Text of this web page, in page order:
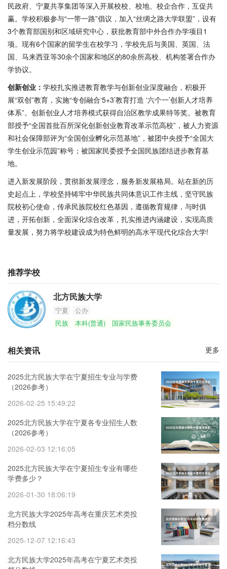
民政府、宁夏共享集团等深入开展校校、校地、校企合作，互促共
赢。学校积极参与“一带一路”倡议，加入“丝绸之路大学联盟”，设有
3个教育部国别和区域研究中心，获批教育部中外合作办学项目1
项。现有6个国家的留学生在校学习，学校先后与美国、英国、法
国、马来西亚等30余个国家和地区的80余所高校、机构签署合作办
学协议。
创新创业： 学校扎实推进教育教学与创新创业深度融合，积极开
展“双创”教育，实施“专创融合‘5+3’教育打造 ‘六个一’创新人才培养
体系”。创新创业人才培养模式获得自治区教学成果特等奖。被教育
部授予“全国首批百所深化创新创业教育改革示范高校”，被人力资源
和社会保障部评为“全国创业孵化示范基地”，被团中央授予“全国大
学生创业示范园”称号；被国家民委授予全国民族团结进步教育基
地。
进入新发展阶段，贯彻新发展理念，服务新发展格局。站在新的历
史起点上，学校坚持铸牢中华民族共同体意识工作主线，坚守民族
院校初心使命，传承民族院校红色基因，遵循教育规律，与时俱
进，开拓创新，全面深化综合改革，扎实推进内涵建设，实现高质
量发展，努力将学校建设成为特色鲜明的高水平现代化综合大学!
推荐学校
北方民族大学
宁夏
公办
民族
本科(普通) 国家民族事务委员会
相关资讯 更多
2025北方民族大学在宁夏招生专业与学费
（2026参考）
2026-02-25 15:49:22
2025北方民族大学在宁夏各专业招生人数
（2026参考）
2026-02-03 12:16:05
2025北方民族大学在宁夏招生专业有哪些
学费多少？
2026-01-30 18:06:19
北方民族大学2025年高考在重庆艺术类投
档分数线
2025-12-07 12:16:43
北方民族大学2025年高考在宁夏艺术类投